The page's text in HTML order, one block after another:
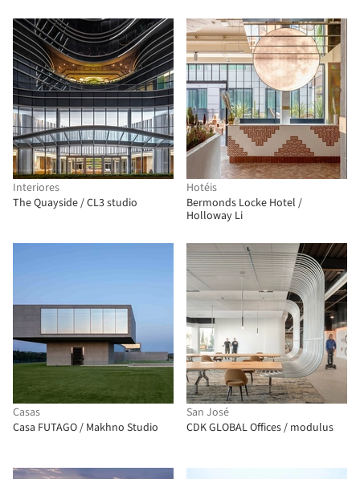
Interiores
The Quayside / CL3 studio
Hotéis
Bermonds Locke Hotel /
Holloway Li
Casas
Casa FUTAGO / Makhno Studio
San José
CDK GLOBAL Offices / modulus